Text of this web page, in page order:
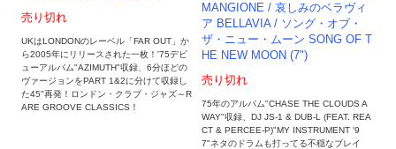
売り切れ
UKはLONDONのレーベル「FAR OUT」か
ら2005年にリリースされた一枚！'75デビ
ューアルバム"AZIMUTH"収録、6分ほどの
ヴァージョンをPART 1&2に分けて収録し
た45"再発！ロンドン・クラブ・ジャズ～R
ARE GROOVE CLASSICS！
MANGIONE / 哀しみのベラヴィ
ア BELLAVIA / ソング・オブ・
ザ・ニュー・ムーン SONG OF T
HE NEW MOON (7")
売り切れ
75年のアルバム"CHASE THE CLOUDS A
WAY"収録、DJ JS-1 & DUB-L (FEAT. REA
CT & PERCEE-P)"MY INSTRUMENT '9
7"ネタのドラムも打ってる不穏なブレイ